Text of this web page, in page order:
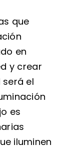
que
en
y crear
el
es
iluminen